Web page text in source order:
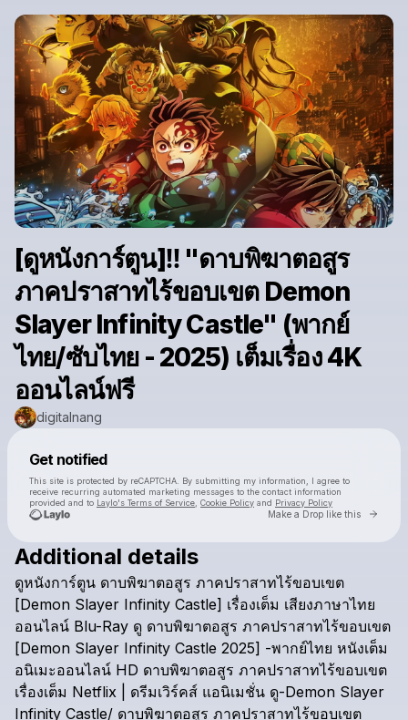
[ดูหนังการ์ตูน]‼️ "ดาบพิฆาตอสูร
ภาคปราสาทไร้ขอบเขต Demon
Slayer Infinity Castle" (พากย์
ไทย/ซับไทย - 2025) เต็มเรื่อง 4K
ออนไลน์ฟรี
digitalnang
Get notified
This site is protected by reCAPTCHA. By submitting my information, I agree to
receive recurring automated marketing messages to the contact information
provided and to Laylo's Terms of Service Cookie Policy and Privacy Policy
Make a Drop like this Go
digitalnang
Check your texts
Make a drop like this
Additional details
ดูหนังการ์ตูน ดาบพิฆาตอสูร ภาคปราสาทไร้ขอบเขต
[Demon Slayer Infinity Castle] เรื่องเต็ม เสียงภาษาไทย
ออนไลน์ Blu-Ray ดู ดาบพิฆาตอสูร ภาคปราสาทไร้ขอบเขต
[Demon Slayer Infinity Castle 2025] -พากย์ไทย หนังเต็ม
อนิเมะออนไลน์ HD ดาบพิฆาตอสูร ภาคปราสาทไร้ขอบเขต
เรื่องเต็ม Netflix ดรีมเวิร์คส์ แอนิเมชั่น ดู-Demon Slayer
Infinity Castle/ ดาบพิฆาตอสูร ภาคปราสาทไร้ขอบเขต